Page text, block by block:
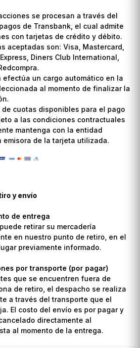
se procesan a través del
de Transbank, el cual admite
con tarjetas de crédito y débito.
aceptadas son: Visa, Mastercard,
Diners Club International,
efectúa un cargo automático en la
al momento de finalizar la
de cuotas disponibles para el pago
a las condiciones contractuales
mantenga con la entidad
emisora de la tarjeta utilizada.
y envío
de entrega
retirar su mercadería
en nuestro punto de retiro, en el
previamente informado.
por transporte (por pagar)
que se encuentren fuera de
de retiro, el despacho se realiza
a través del transporte que el
El costo del envío es por pagar y
directamente al
al momento de la entrega.